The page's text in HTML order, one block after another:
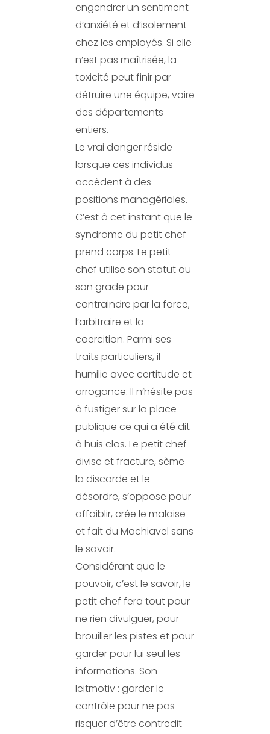
engendrer un sentiment
d’anxiété et d’isolement
chez les employés. Si elle
n’est pas maîtrisée, la
toxicité peut finir par
détruire une équipe, voire
des départements
entiers.
Le vrai danger réside
lorsque ces individus
accèdent à des
positions managériales.
C’est à cet instant que le
syndrome du petit chef
prend corps. Le petit
chef utilise son statut ou
son grade pour
contraindre par la force,
l’arbitraire et la
coercition. Parmi ses
traits particuliers, il
humilie avec certitude et
arrogance. Il n’hésite pas
à fustiger sur la place
publique ce qui a été dit
à huis clos. Le petit chef
divise et fracture, sème
la discorde et le
désordre, s’oppose pour
affaiblir, crée le malaise
et fait du Machiavel sans
le savoir.
Considérant que le
pouvoir, c’est le savoir, le
petit chef fera tout pour
ne rien divulguer, pour
brouiller les pistes et pour
garder pour lui seul les
informations. Son
leitmotiv : garder le
contrôle pour ne pas
risquer d’être contredit